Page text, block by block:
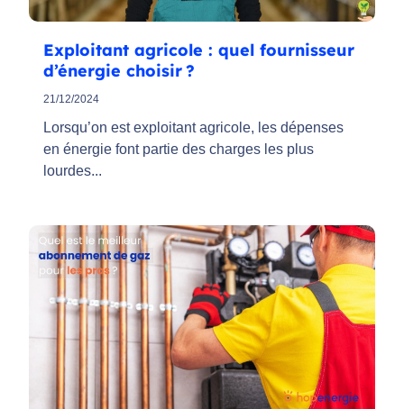
Exploitant agricole : quel fournisseur
d’énergie choisir ?
21/12/2024
Lorsqu’on est exploitant agricole, les dépenses
en énergie font partie des charges les plus
lourdes...